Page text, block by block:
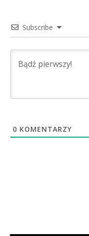
Subscribe
0 KOMENTARZY